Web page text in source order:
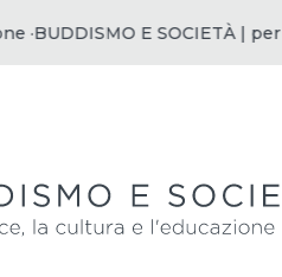
·BUDDISMO E SOCIETÀ | per